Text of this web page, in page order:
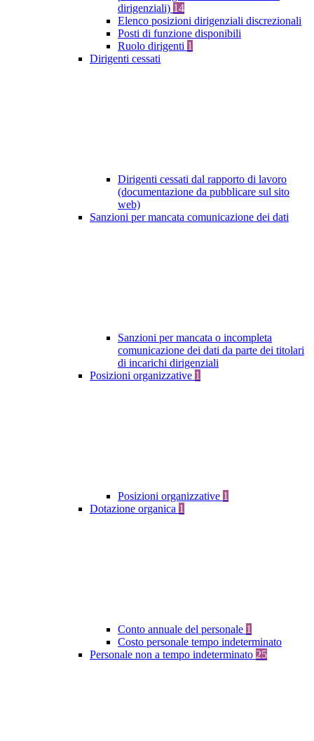
dirigenziali) 14
Elenco posizioni dirigenziali discrezionali
Posti di funzione disponibili
Ruolo dirigenti 1
Dirigenti cessati
Dirigenti cessati dal rapporto di lavoro
(documentazione da pubblicare sul sito
web)
Sanzioni per mancata comunicazione dei dati
Sanzioni per mancata o incompleta
comunicazione dei dati da parte dei titolari
di incarichi dirigenziali
Posizioni organizzative 1
Posizioni organizzative 1
Dotazione organica 1
Conto annuale del personale 1
Costo personale tempo indeterminato
Personale non a tempo indeterminato 25